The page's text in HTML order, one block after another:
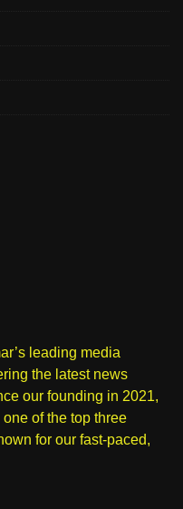
leading media
the latest news
our founding in 2021,
of the top three
for our fast-paced,